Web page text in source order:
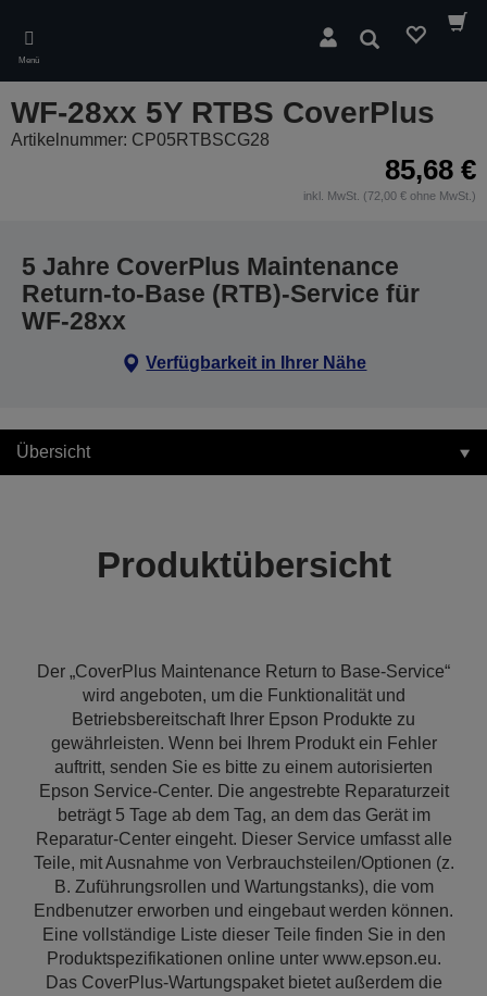
main
content
Menü
Suchen
WF-28xx 5Y RTBS CoverPlus
Artikelnummer: CP05RTBSCG28
85,68 €
inkl. MwSt. (72,00 € ohne MwSt.)
5 Jahre CoverPlus Maintenance
Return-to-Base (RTB)-Service für
WF-28xx
Verfügbarkeit in Ihrer Nähe
Übersicht
Produktübersicht
Der „CoverPlus Maintenance Return to Base-Service“
wird angeboten, um die Funktionalität und
Betriebsbereitschaft Ihrer Epson Produkte zu
gewährleisten. Wenn bei Ihrem Produkt ein Fehler
auftritt, senden Sie es bitte zu einem autorisierten
Epson Service-Center. Die angestrebte Reparaturzeit
beträgt 5 Tage ab dem Tag, an dem das Gerät im
Reparatur-Center eingeht. Dieser Service umfasst alle
Teile, mit Ausnahme von Verbrauchsteilen/Optionen (z.
B. Zuführungsrollen und Wartungstanks), die vom
Endbenutzer erworben und eingebaut werden können.
Eine vollständige Liste dieser Teile finden Sie in den
Produktspezifikationen online unter www.epson.eu.
Das CoverPlus-Wartungspaket bietet außerdem die